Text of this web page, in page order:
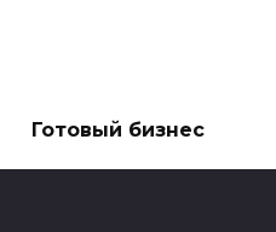
Готовый бизнес